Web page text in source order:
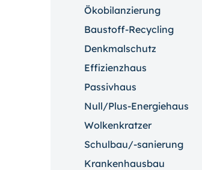
Ökobilanzierung
Baustoff-Recycling
Denkmalschutz
Effizienzhaus
Passivhaus
Null/Plus-Energiehaus
Wolkenkratzer
Schulbau/-sanierung
Krankenhausbau